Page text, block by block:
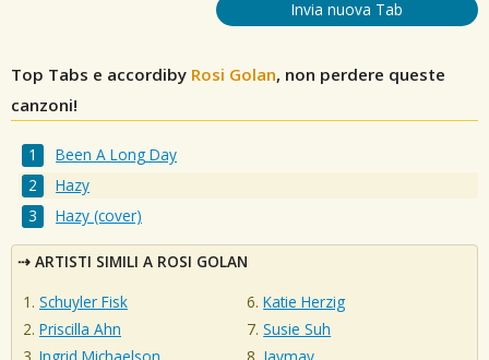
Invia nuova Tab
Top Tabs e accordiby Rosi Golan, non perdere queste
canzoni!
Been A Long Day
Hazy
Hazy (cover)
ARTISTI SIMILI A ROSI GOLAN
Schuyler Fisk
Priscilla Ahn
Katie Herzig
Susie Suh